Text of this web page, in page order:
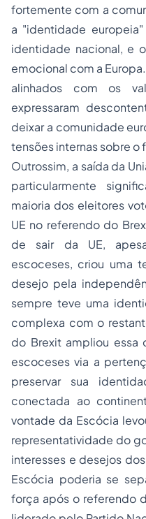
fortemente com a
a "identidade
identidade nacional, e
emocional com a
alinhados com os
expressaram
deixar a comunidade
tensões internas sobre o
Outrossim, a saída da
particularmente
maioria dos eleitores
UE no referendo do
de sair da UE,
escoceses, criou uma
desejo pela
sempre teve uma
complexa com o
do Brexit ampliou essa
escoceses via a
preservar sua
conectada ao
vontade da Escócia
representatividade do
interesses e desejos
Escócia poderia se
força após o referendo